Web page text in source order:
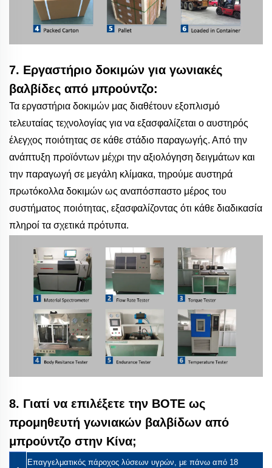
7. Εργαστήριο δοκιμών για γωνιακές
βαλβίδες από μπρούντζο:
Τα εργαστήρια δοκιμών μας διαθέτουν εξοπλισμό
τελευταίας τεχνολογίας για να εξασφαλίζεται ο αυστηρός
έλεγχος ποιότητας σε κάθε στάδιο παραγωγής. Από την
ανάπτυξη προϊόντων μέχρι την αξιολόγηση δειγμάτων και
την παραγωγή σε μεγάλη κλίμακα, τηρούμε αυστηρά
πρωτόκολλα δοκιμών ως αναπόσπαστο μέρος του
συστήματος ποιότητας, εξασφαλίζοντας ότι κάθε διαδικασία
πληροί τα σχετικά πρότυπα.
8. Γιατί να επιλέξετε την BOTE ως
προμηθευτή γωνιακών βαλβίδων από
μπρούντζο στην Κίνα;
Επαγγελματικός πάροχος λύσεων υγρών, με πάνω από 18